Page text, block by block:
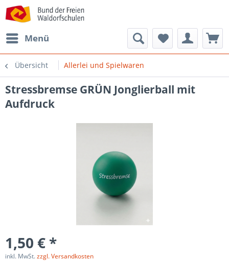
Menü
Übersicht Allerlei und Spielwaren
Stressbremse GRÜN Jonglierball mit
Aufdruck
1,50 € *
inkl. MwSt.zzgl. Versandkosten